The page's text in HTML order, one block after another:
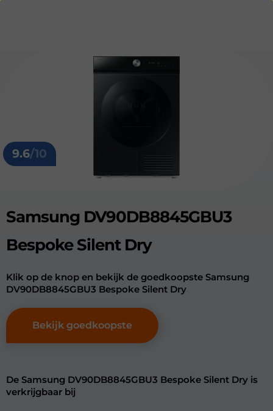
9.6/10
Samsung DV90DB8845GBU3
Bespoke Silent Dry
Klik op de knop en bekijk de goedkoopste Samsung
DV90DB8845GBU3 Bespoke Silent Dry
Bekijk goedkoopste
De Samsung DV90DB8845GBU3 Bespoke Silent Dry is
verkrijgbaar bij